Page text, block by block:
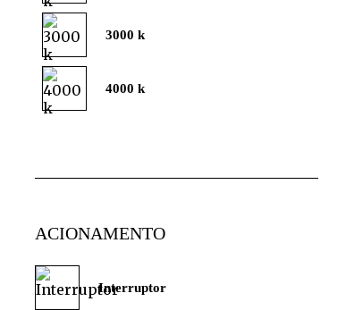
3000 k
4000 k
ACIONAMENTO
Interruptor